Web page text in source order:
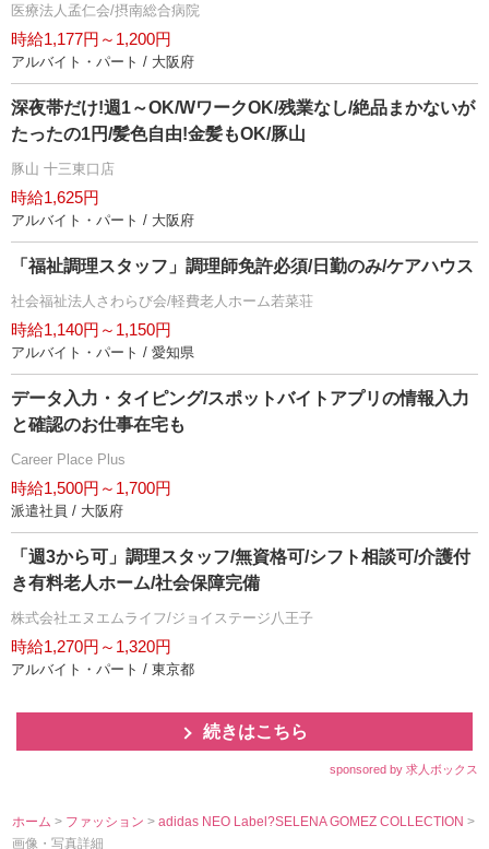
医療法人孟仁会/摂南総合病院
時給1,177円～1,200円
アルバイト・パート / 大阪府
深夜帯だけ!週1～OK/WワークOK/残業なし/絶品まかないが
たったの1円/髪色自由!金髪もOK/豚山
豚山 十三東口店
時給1,625円
アルバイト・パート / 大阪府
「福祉調理スタッフ」調理師免許必須/日勤のみ/ケアハウス
社会福祉法人さわらび会/軽費老人ホーム若菜荘
時給1,140円～1,150円
アルバイト・パート / 愛知県
データ入力・タイピング/スポットバイトアプリの情報入力
と確認のお仕事在宅も
Career Place Plus
時給1,500円～1,700円
派遣社員 / 大阪府
「週3から可」調理スタッフ/無資格可/シフト相談可/介護付
き有料老人ホーム/社会保障完備
株式会社エヌエムライフ/ジョイステージ八王子
時給1,270円～1,320円
アルバイト・パート / 東京都
続きはこちら
sponsored by 求人ボックス
ホーム > ファッション>adidas NEO Label?SELENA GOMEZ COLLECTION>
画像・写真詳細